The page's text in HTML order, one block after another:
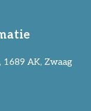
1689 AK, Zwaag